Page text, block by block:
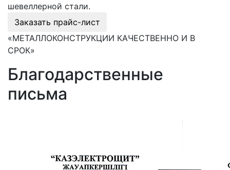
шевеллерной стали.
Заказать прайс-лист
«МЕТАЛЛОКОНСТРУКЦИИ КАЧЕСТВЕННО И В
СРОК»
Благодарственные
письма